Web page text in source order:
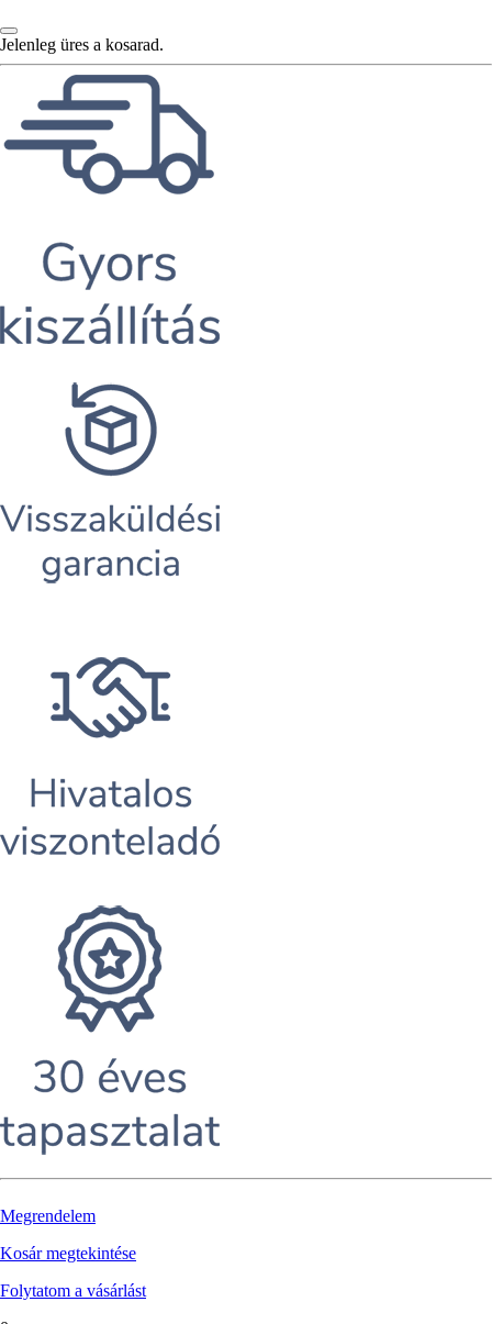
Jelenleg üres a kosarad.
Megrendelem
Kosár megtekintése
Folytatom a vásárlást